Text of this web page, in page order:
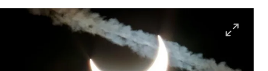
berlin